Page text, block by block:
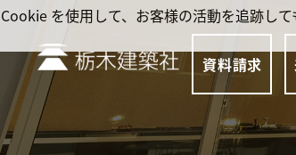
資料請求
Cookie を使用して、お客様の活動を追跡し